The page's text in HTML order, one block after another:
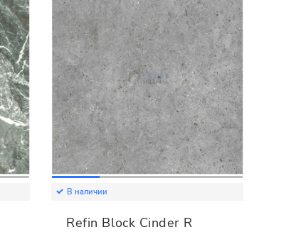
В наличии
Refin Block Cinder R